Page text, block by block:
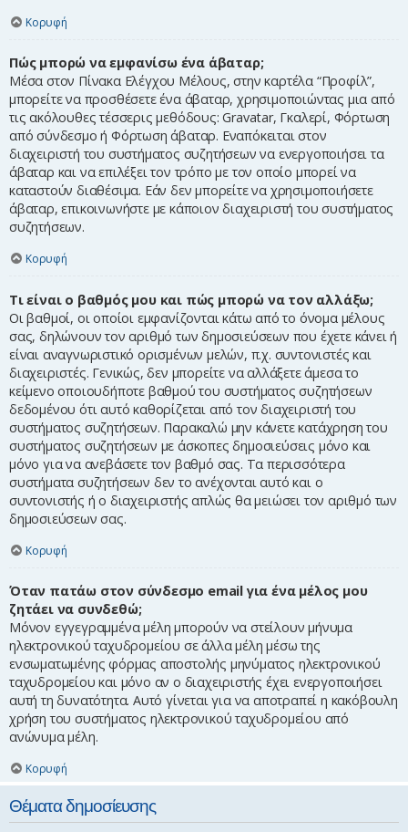
Κορυφή
Πώς μπορώ να εμφανίσω ένα άβαταρ;
Μέσα στον Πίνακα Ελέγχου Μέλους, στην καρτέλα “Προφίλ”,
μπορείτε να προσθέσετε ένα άβαταρ, χρησιμοποιώντας μια από
τις ακόλουθες τέσσερις μεθόδους: Gravatar, Γκαλερί, Φόρτωση
από σύνδεσμο ή Φόρτωση άβαταρ. Εναπόκειται στον
διαχειριστή του συστήματος συζητήσεων να ενεργοποιήσει τα
άβαταρ και να επιλέξει τον τρόπο με τον οποίο μπορεί να
καταστούν διαθέσιμα. Εάν δεν μπορείτε να χρησιμοποιήσετε
άβαταρ, επικοινωνήστε με κάποιον διαχειριστή του συστήματος
συζητήσεων.
Κορυφή
Τι είναι ο βαθμός μου και πώς μπορώ να τον αλλάξω;
Οι βαθμοί, οι οποίοι εμφανίζονται κάτω από το όνομα μέλους
σας, δηλώνουν τον αριθμό των δημοσιεύσεων που έχετε κάνει ή
είναι αναγνωριστικό ορισμένων μελών, π.χ. συντονιστές και
διαχειριστές. Γενικώς, δεν μπορείτε να αλλάξετε άμεσα το
κείμενο οποιουδήποτε βαθμού του συστήματος συζητήσεων
δεδομένου ότι αυτό καθορίζεται από τον διαχειριστή του
συστήματος συζητήσεων. Παρακαλώ μην κάνετε κατάχρηση του
συστήματος συζητήσεων με άσκοπες δημοσιεύσεις μόνο και
μόνο για να ανεβάσετε τον βαθμό σας. Τα περισσότερα
συστήματα συζητήσεων δεν το ανέχονται αυτό και ο
συντονιστής ή ο διαχειριστής απλώς θα μειώσει τον αριθμό των
δημοσιεύσεων σας.
Κορυφή
Όταν πατάω στον σύνδεσμο email για ένα μέλος μου
ζητάει να συνδεθώ;
Μόνον εγγεγραμμένα μέλη μπορούν να στείλουν μήνυμα
ηλεκτρονικού ταχυδρομείου σε άλλα μέλη μέσω της
ενσωματωμένης φόρμας αποστολής μηνύματος ηλεκτρονικού
ταχυδρομείου και μόνο αν ο διαχειριστής έχει ενεργοποιήσει
αυτή τη δυνατότητα. Αυτό γίνεται για να αποτραπεί η κακόβουλη
χρήση του συστήματος ηλεκτρονικού ταχυδρομείου από
ανώνυμα μέλη.
Κορυφή
Θέματα δημοσίευσης